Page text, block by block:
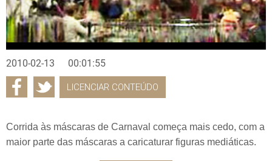
2010-02-13 00:01:55
LICENCIAR CONTEÚDO
Corrida às máscaras de Carnaval começa mais cedo, com a
maior parte das máscaras a caricaturar figuras mediáticas.